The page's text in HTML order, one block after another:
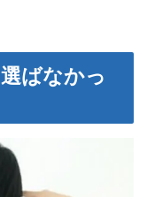
ばなかっ